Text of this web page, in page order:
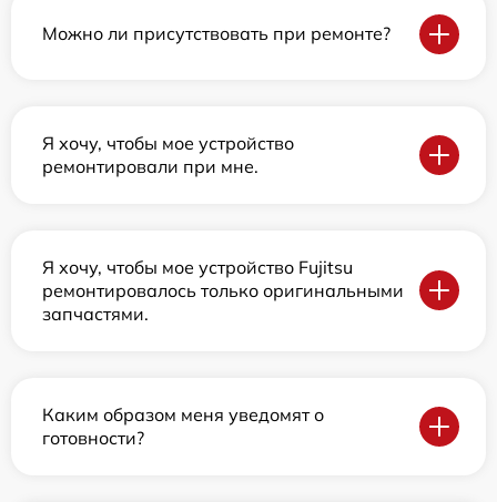
Можно ли присутствовать при ремонте?
Я хочу, чтобы мое устройство
ремонтировали при мне.
Я хочу, чтобы мое устройство Fujitsu
ремонтировалось только оригинальными
запчастями.
Каким образом меня уведомят о
готовности?